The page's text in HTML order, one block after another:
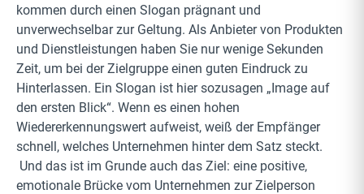
kommen durch einen Slogan prägnant und
unverwechselbar zur Geltung. Als Anbieter von Produkten
und Dienstleistungen haben Sie nur wenige Sekunden
Zeit, um bei der Zielgruppe einen guten Eindruck zu
Hinterlassen. Ein Slogan ist hier sozusagen „Image auf
den ersten Blick“. Wenn es einen hohen
Wiedererkennungswert aufweist, weiß der Empfänger
schnell, welches Unternehmen hinter dem Satz steckt.
Und das ist im Grunde auch das Ziel: eine positive,
emotionale Brücke vom Unternehmen zur Zielperson